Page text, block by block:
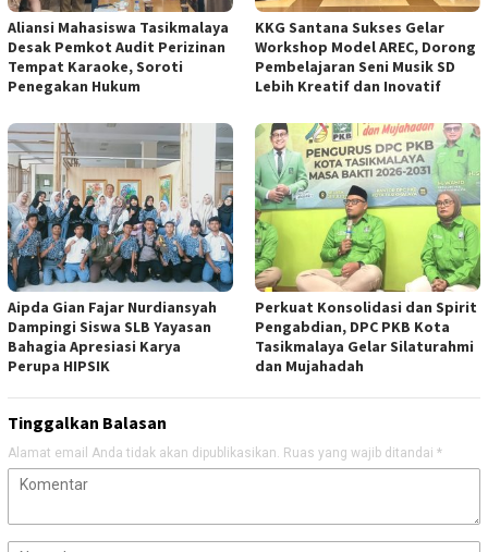
Aliansi Mahasiswa Tasikmalaya
Desak Pemkot Audit Perizinan
Tempat Karaoke, Soroti
Penegakan Hukum
KKG Santana Sukses Gelar
Workshop Model AREC, Dorong
Pembelajaran Seni Musik SD
Lebih Kreatif dan Inovatif
Aipda Gian Fajar Nurdiansyah
Dampingi Siswa SLB Yayasan
Bahagia Apresiasi Karya
Perupa HIPSIK
Perkuat Konsolidasi dan Spirit
Pengabdian, DPC PKB Kota
Tasikmalaya Gelar Silaturahmi
dan Mujahadah
Tinggalkan Balasan
Alamat email Anda tidak akan dipublikasikan. Ruas yang wajib ditandai *